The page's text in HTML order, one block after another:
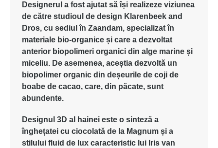
Designerul a fost ajutat să își realizeze viziunea
de către studioul de design Klarenbeek and
Dros, cu sediul în Zaandam, specializat în
materiale bio-organice și care a dezvoltat
anterior biopolimeri organici din alge marine și
miceliu. De asemenea, aceștia dezvoltă un
biopolimer organic din deșeurile de coji de
boabe de cacao, care, din păcate, sunt
abundente.
Designul 3D al hainei este o sinteză a
înghețatei cu ciocolată de la Magnum și a
stilului fluid de lux caracteristic lui Iris van